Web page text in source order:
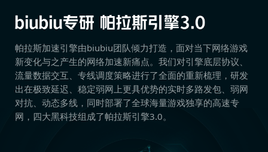
帕拉斯加速引擎由biubiu团队倾力打造，面对当下网络游戏
新变化与之产生的网络加速新痛点。我们对引擎底层协议、
流量数据交互、专线调度策略进行了全面的重新梳理，研发
出在极致延迟、稳定弱网上更具优势的实时多路发包、弱网
对抗、动态多线，同时部署了全球海量游戏独享的高速专
网，四大黑科技组成了帕拉斯引擎3.0。